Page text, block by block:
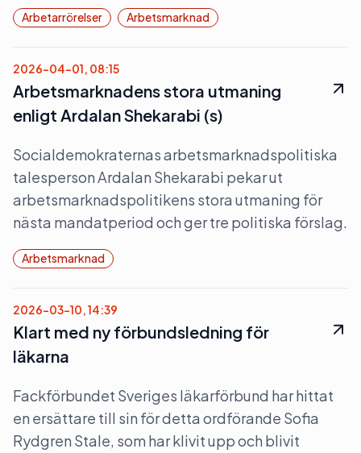
Arbetarrörelser Arbetsmarknad
2026-04-01, 08:15
Arbetsmarknadens stora utmaning
enligt Ardalan Shekarabi (s)
Socialdemokraternas arbetsmarknadspolitiska
talesperson Ardalan Shekarabi pekar ut
arbetsmarknadspolitikens stora utmaning för
nästa mandatperiod och ger tre politiska förslag.
Arbetsmarknad
2026-03-10, 14:39
Klart med ny förbundsledning för
läkarna
Fackförbundet Sveriges läkarförbund har hittat
en ersättare till sin för detta ordförande Sofia
Rydgren Stale, som har klivit upp och blivit